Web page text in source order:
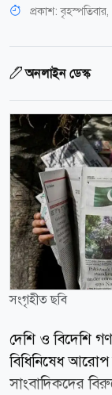
প্রকাশ:
অনলাইন ডেস্ক
সংগৃহীত ছবি
দেশি ও বিদেশি
বিধিনিষেধ
সাংবাদিকদের